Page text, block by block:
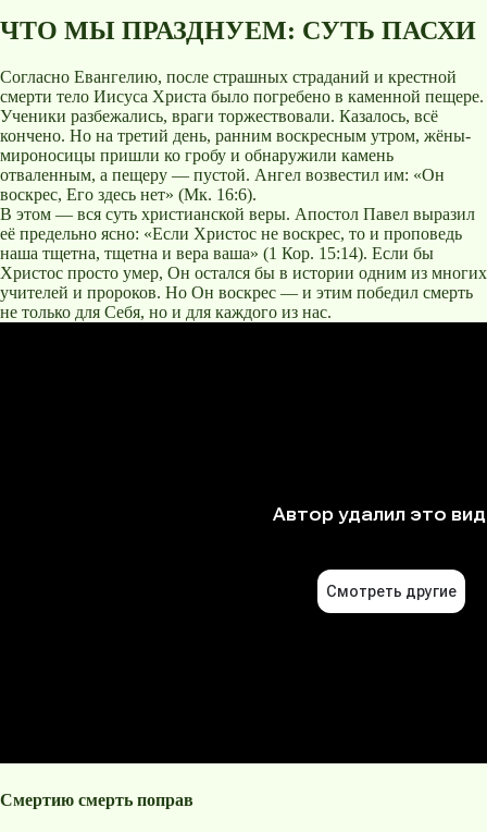
ЧТО МЫ ПРАЗДНУЕМ: СУТЬ ПАСХИ
Согласно Евангелию, после страшных страданий и крестной
смерти тело Иисуса Христа было погребено в каменной пещере.
Ученики разбежались, враги торжествовали. Казалось, всё
кончено. Но на третий день, ранним воскресным утром, жёны-
мироносицы пришли ко гробу и обнаружили камень
отваленным, а пещеру — пустой. Ангел возвестил им: «Он
воскрес, Его здесь нет» (Мк. 16:6).
В этом — вся суть христианской веры. Апостол Павел выразил
её предельно ясно: «Если Христос не воскрес, то и проповедь
наша тщетна, тщетна и вера ваша» (1 Кор. 15:14). Если бы
Христос просто умер, Он остался бы в истории одним из многих
учителей и пророков. Но Он воскрес — и этим победил смерть
не только для Себя, но и для каждого из нас.
Смертию смерть поправ